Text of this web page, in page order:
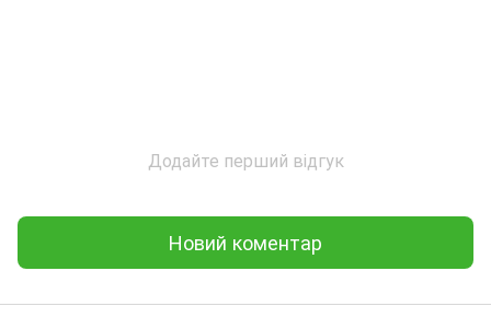
Додайте перший відгук
Новий коментар